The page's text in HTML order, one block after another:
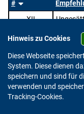
#
XII
Hinweis zu Cookies
Diese Webseite
System. Diese dienen
speichern und sind für
verwenden und
Tracking-Cookies.